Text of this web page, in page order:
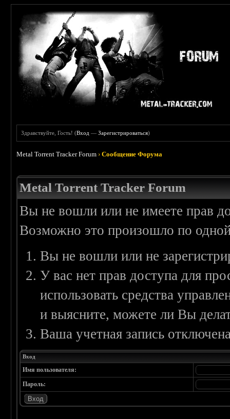
Здравствуйте, Гость! (Вход —Зарегистрироваться)
Metal Torrent Tracker Forum ›Сообщение Форума
Metal Torrent Tracker Forum
Вы не вошли или не имеете прав
Возможно это произошло по
Вы не вошли или не
У вас нет прав доступа для
использовать средства
и выясните, можете ли Вы
Ваша учетная запись
Вход
Имя пользователя:
Пароль: